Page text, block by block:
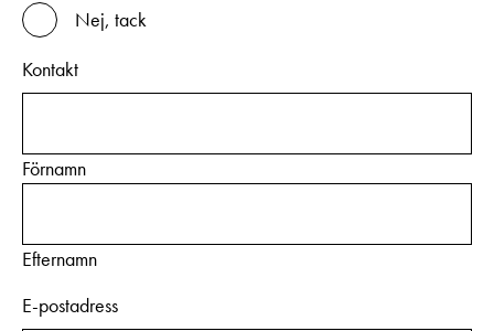
Nej, tack
Kontakt
Förnamn
Efternamn
E-postadress